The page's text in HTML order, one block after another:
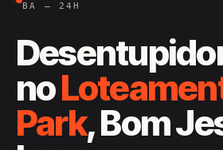
BA — 24H
no
Park, Bom